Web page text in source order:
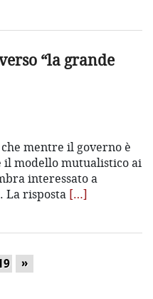
“la grande
mentre il governo è
il modello mutualistico ai
interessato a
La risposta […]
»